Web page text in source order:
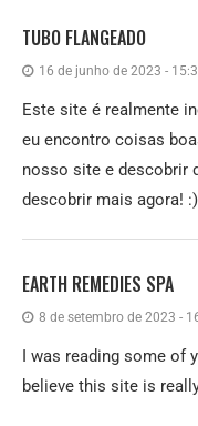
TUBO FLANGEADO
16 de junho de 2023 -
Este site é realmente
eu encontro coisas
nosso site e descobrir
descobrir mais agora! :)
EARTH REMEDIES SPA
8 de setembro de 2023 -
I was reading some of
believe this site is